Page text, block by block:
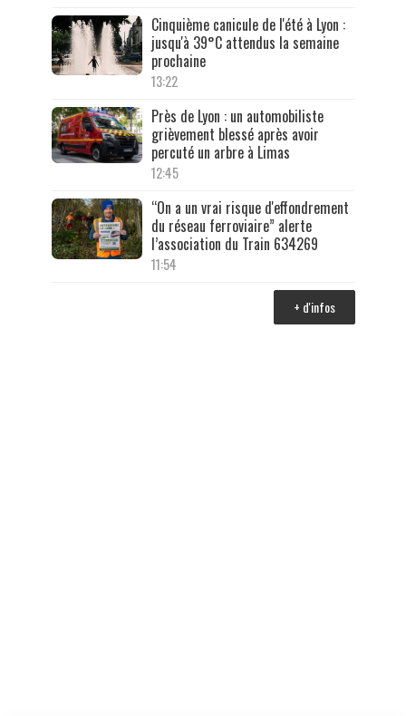
Cinquième canicule de l'été à Lyon :
jusqu'à 39°C attendus la semaine
prochaine
13:22
Près de Lyon : un automobiliste
grièvement blessé après avoir
percuté un arbre à Limas
12:45
“On a un vrai risque d'effondrement
du réseau ferroviaire” alerte
l’association du Train 634269
11:54
+ d'infos